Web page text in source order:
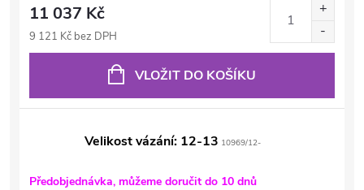
11 037 Kč
9 121 Kč bez DPH
VLOŽIT DO KOŠÍKU
Velikost vázání: 12-13 10969/12-
Předobjednávka, můžeme doručit do 10 dnů